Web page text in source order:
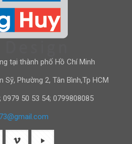
tại thành phố Hồ Chí Minh
Phường 2, Tân Bình,Tp HCM
; 0979 50 53 54; 0799808085